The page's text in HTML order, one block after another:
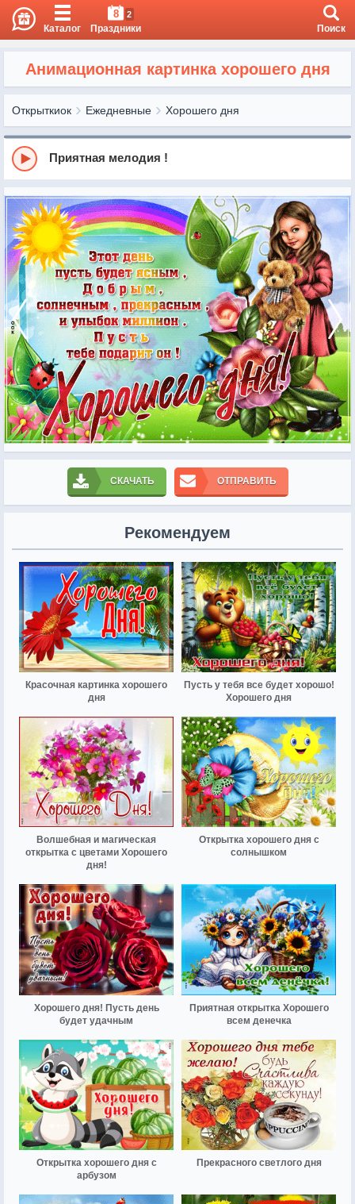
Каталог
8 2
Праздники Поиск
Анимационная картинка хорошего дня
Открыткиок Ежедневные Хорошего дня
Приятная мелодия !
СКАЧАТЬ ОТПРАВИТЬ
Рекомендуем
Красочная картинка хорошего
дня
Пусть у тебя все будет хорошо!
Хорошего дня
Волшебная и магическая
открытка с цветами Хорошего
дня!
Открытка хорошего дня с
солнышком
Хорошего дня! Пусть день
будет удачным
Приятная открытка Хорошего
всем денечка
Открытка хорошего дня с
арбузом
Прекрасного светлого дня